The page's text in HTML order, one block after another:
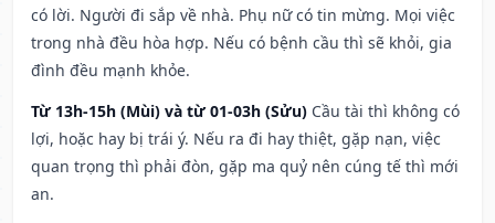
có lời. Người đi sắp về nhà. Phụ nữ có tin mừng. Mọi việc
trong nhà đều hòa hợp. Nếu có bệnh cầu thì sẽ khỏi, gia
đình đều mạnh khỏe.
Từ 13h-15h (Mùi) và từ 01-03h (Sửu) Cầu tài thì không có
lợi, hoặc hay bị trái ý. Nếu ra đi hay thiệt, gặp nạn, việc
quan trọng thì phải đòn, gặp ma quỷ nên cúng tế thì mới
an.